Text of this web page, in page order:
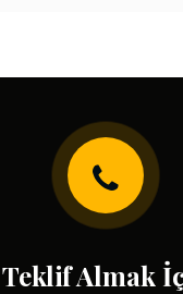
Teklif Almak